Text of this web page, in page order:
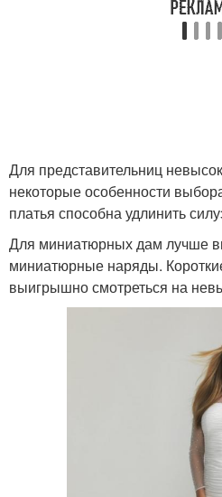
Для представительниц
некоторые особенности
платья способна удлинить
Для миниатюрных дам лучше
миниатюрные наряды.
выигрышно смотреться на